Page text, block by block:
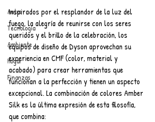
Autos
Tecnología
Ambiente
Hogar
Finanzas
Inspirados por el resplandor de la luz del
fuego, la alegría de reunirse con los seres
queridos y el brillo de la celebración, los
equipos de diseño de Dyson aprovechan su
experiencia en CMF (color, material y
acabado) para crear herramientas que
funcionan a la perfección y tienen un aspecto
excepcional. La combinación de colores Amber
Silk es la última expresión de esta filosofía,
que combina: